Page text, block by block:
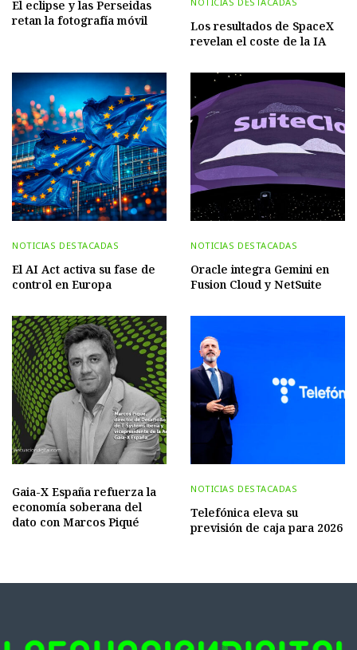
El eclipse y las Perseidas
retan la fotografía móvil
Los resultados de SpaceX
revelan el coste de la IA
NOTICIAS DESTACADAS
El AI Act activa su fase de
control en Europa
NOTICIAS DESTACADAS
Oracle integra Gemini en
Fusion Cloud y NetSuite
Gaia-X España refuerza la
economía soberana del
dato con Marcos Piqué
NOTICIAS DESTACADAS
Telefónica eleva su
previsión de caja para 2026